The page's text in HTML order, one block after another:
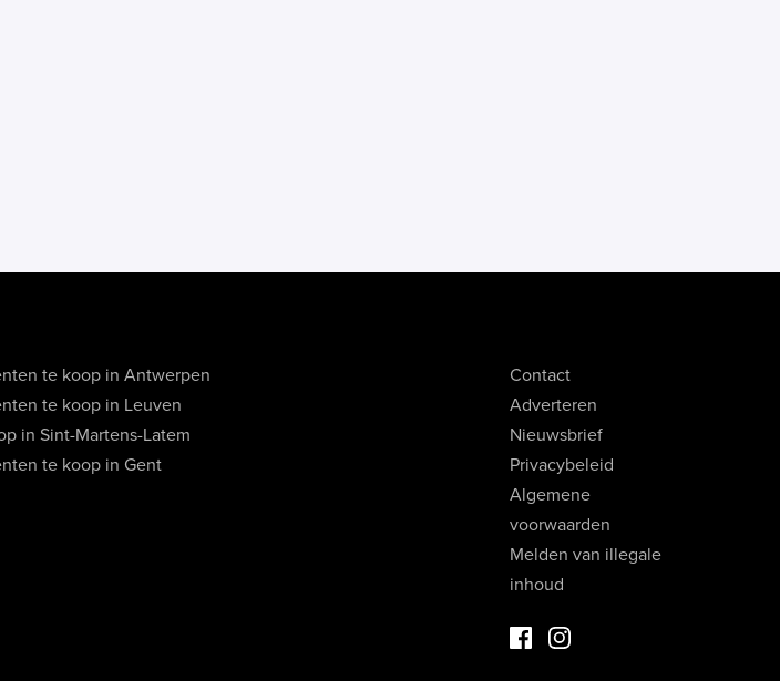
te koop in Antwerpen
te koop in Leuven
in Sint-Martens-Latem
te koop in Gent
Contact
Adverteren
Nieuwsbrief
Privacybeleid
Algemene
voorwaarden
Melden van illegale
inhoud
Facebook Luxevastgoed
Instagram Luxevastgoed